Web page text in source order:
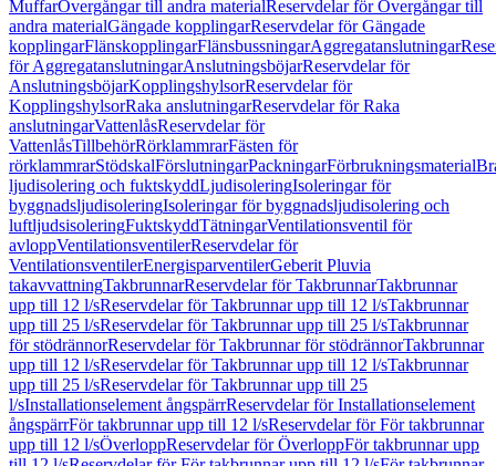
MuffarÖvergångar till andra materialReservdelar för Övergångar till
andra materialGängade kopplingarReservdelar för Gängade
kopplingarFlänskopplingarFlänsbussningarAggregatanslutningar
för AggregatanslutningarAnslutningsböjarReservdelar för
AnslutningsböjarKopplingshylsorReservdelar för
KopplingshylsorRaka anslutningarReservdelar för Raka
anslutningarVattenlåsReservdelar för
VattenlåsTillbehörRörklammrarFästen för
rörklammrarStödskalFörslutningarPackningarFörbrukningsmaterial
ljudisolering och fuktskyddLjudisoleringIsoleringar för
byggnadsljudisoleringIsoleringar för byggnadsljudisolering och
luftljudsisoleringFuktskyddTätningarVentilationsventil för
avloppVentilationsventilerReservdelar för
VentilationsventilerEnergisparventilerGeberit Pluvia
takavvattningTakbrunnarReservdelar för TakbrunnarTakbrunnar
upp till 12 l/sReservdelar för Takbrunnar upp till 12 l/sTakbrunnar
upp till 25 l/sReservdelar för Takbrunnar upp till 25 l/sTakbrunnar
för stödrännorReservdelar för Takbrunnar för stödrännorTakbrunnar
upp till 12 l/sReservdelar för Takbrunnar upp till 12 l/sTakbrunnar
upp till 25 l/sReservdelar för Takbrunnar upp till 25
l/sInstallationselement ångspärrReservdelar för Installationselement
ångspärrFör takbrunnar upp till 12 l/sReservdelar för För takbrunnar
upp till 12 l/sÖverloppReservdelar för ÖverloppFör takbrunnar upp